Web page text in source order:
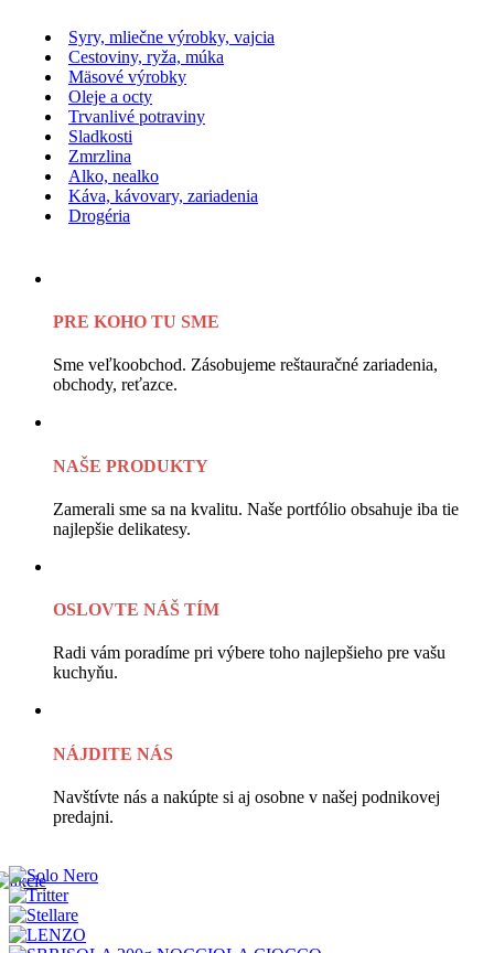
Syry, mliečne výrobky, vajcia
Cestoviny, ryža, múka
Mäsové výrobky
Oleje a octy
Trvanlivé potraviny
Sladkosti
Zmrzlina
Alko, nealko
Káva, kávovary, zariadenia
Drogéria
PRE KOHO TU SME
Sme veľkoobchod. Zásobujeme reštauračné zariadenia,
obchody, reťazce.
NAŠE PRODUKTY
Zamerali sme sa na kvalitu. Naše portfólio obsahuje iba tie
najlepšie delikatesy.
OSLOVTE NÁŠ TÍM
Radi vám poradíme pri výbere toho najlepšieho pre vašu
kuchyňu.
NÁJDITE NÁS
Navštívte nás a nakúpte si aj osobne v našej podnikovej
predajni.